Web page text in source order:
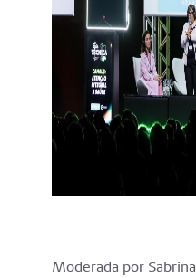
Moderada por